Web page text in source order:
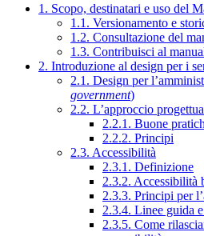
1. Scopo, destinatari e uso del
1.1. Versionamento e
1.2. Consultazione del
1.3. Contribuisci al
2. Introduzione al design per i
2.1. Design per
government)
2.2. L’approccio
2.2.1. Buone
2.2.2. Principi
2.3. Accessibilità
2.3.1. Definizione
2.3.2. Accessibilità
2.3.3. Principi per
2.3.4. Linee guida
2.3.5. Come